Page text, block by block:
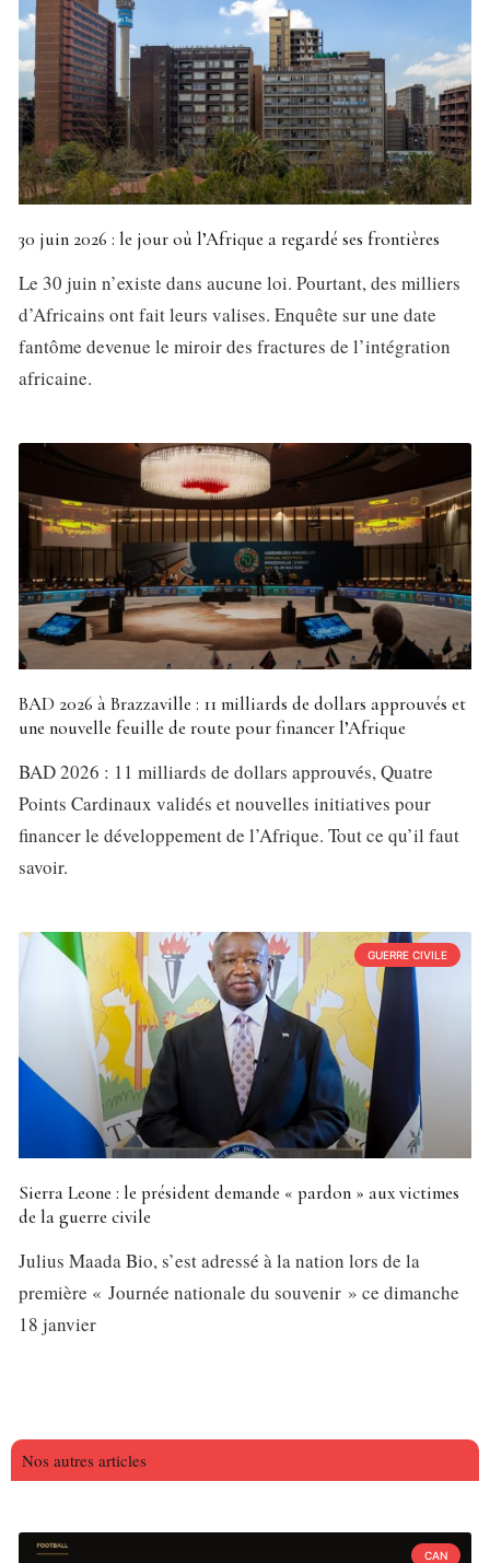
30 juin 2026 : le jour où l’Afrique a regardé ses frontières
Le 30 juin n’existe dans aucune loi. Pourtant, des milliers
d’Africains ont fait leurs valises. Enquête sur une date
fantôme devenue le miroir des fractures de l’intégration
africaine.
BAD 2026 à Brazzaville : 11 milliards de dollars approuvés et
une nouvelle feuille de route pour financer l’Afrique
BAD 2026 : 11 milliards de dollars approuvés, Quatre
Points Cardinaux validés et nouvelles initiatives pour
financer le développement de l’Afrique. Tout ce qu’il faut
savoir.
GUERRE CIVILE
Sierra Leone : le président demande « pardon » aux victimes
de la guerre civile
Julius Maada Bio, s’est adressé à la nation lors de la
première « Journée nationale du souvenir » ce dimanche
18 janvier
Nos autres articles
CAN